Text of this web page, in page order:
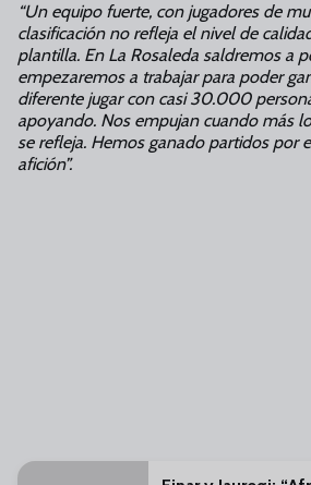
“Un equipo fuerte, con jugadores de
clasificación no refleja el nivel de
plantilla. En La Rosaleda saldremos a
empezaremos a trabajar para poder
diferente jugar con casi 30.000
apoyando. Nos empujan cuando más
se refleja. Hemos ganado partidos por
afición”.